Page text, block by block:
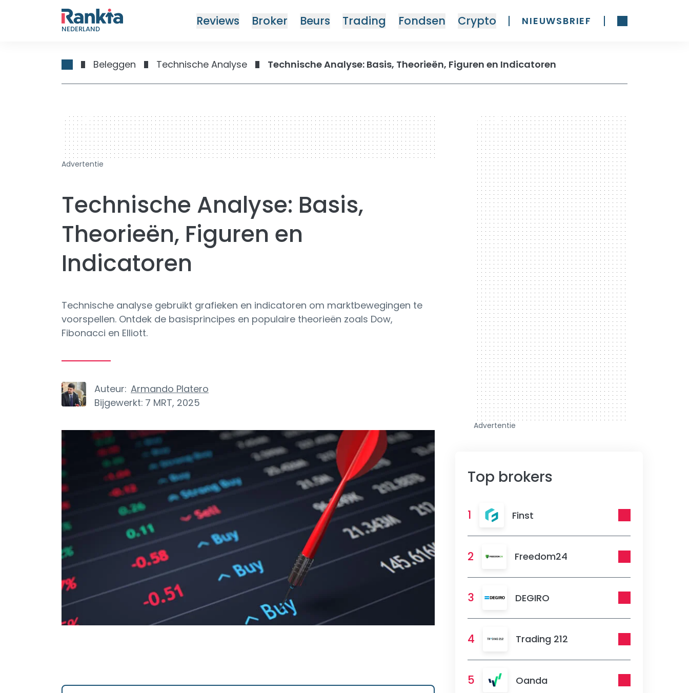
NEDERLAND
Reviews Broker Beurs Trading Fondsen Crypto NIEUWSBRIEF
Beleggen Technische Analyse Technische Analyse: Basis, Theorieën, Figuren en Indicatoren
728 x 90
Advertentie
Technische Analyse: Basis,
Theorieën, Figuren en
Indicatoren
Technische analyse gebruikt grafieken en indicatoren om marktbewegingen te
voorspellen. Ontdek de basisprincipes en populaire theorieën zoals Dow,
Fibonacci en Elliott.
Auteur: Armando Platero
Bijgewerkt: 7 MRT, 2025
300 x 600
Advertentie
Top brokers
1 Finst
2 Freedom24
3 DEGIRO
4 Trading 212
5 Oanda